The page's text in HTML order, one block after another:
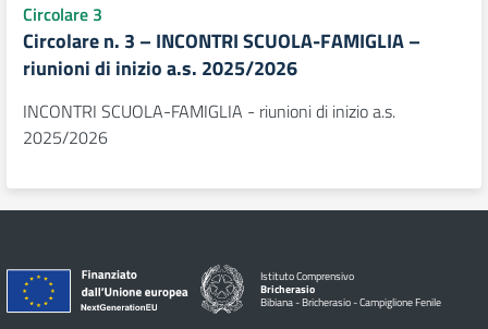
Circolare 3
Circolare n. 3 – INCONTRI SCUOLA-FAMIGLIA –
riunioni di inizio a.s. 2025/2026
INCONTRI SCUOLA-FAMIGLIA - riunioni di inizio a.s.
2025/2026
Istituto Comprensivo
Bricherasio
Bibiana - Bricherasio - Campiglione Fenile